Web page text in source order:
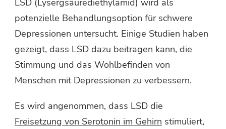
potenzielle Behandlungsoption für schwere
Depressionen untersucht. Einige Studien haben
gezeigt, dass LSD dazu beitragen kann, die
Stimmung und das Wohlbefinden von
Menschen mit Depressionen zu verbessern.
Es wird angenommen, dass LSD die
Freisetzung von Serotonin im Gehirn stimuliert,